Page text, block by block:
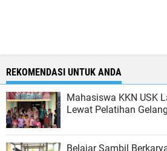
REKOMENDASI UNTUK ANDA
Mahasiswa KKN USK
Lewat Pelatihan
Belajar Sambil